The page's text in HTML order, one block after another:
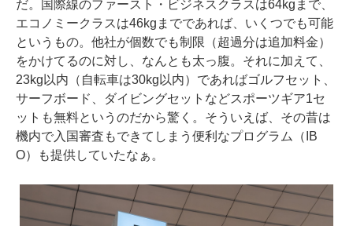
だ。国際線のファースト・ビジネスクラスは64kgまで、
エコノミークラスは46kgまでであれば、いくつでも可能
というもの。他社が個数でも制限（超過分は追加料金）
をかけてるのに対し、なんとも太っ腹。それに加えて、
23kg以内（自転車は30kg以内）であればゴルフセット、
サーフボード、ダイビングセットなどスポーツギア1セ
ットも無料というのだから驚く。そういえば、その昔は
機内で入国審査もできてしまう便利なプログラム（IB
O）も提供していたなぁ。